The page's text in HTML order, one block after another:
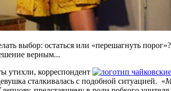
выбор: остаться или «перешагнуть
верным...
утихли, корреспондент
сталкивалась с подобной ситуацией. «